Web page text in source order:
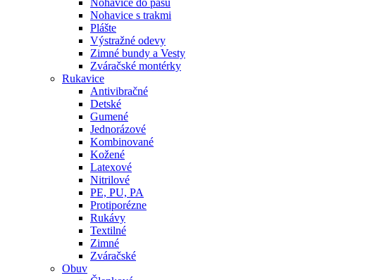
Nohavice do pásu
Nohavice s trakmi
Plášte
Výstražné odevy
Zimné bundy a Vesty
Zváračské montérky
Rukavice
Antivibračné
Detské
Gumené
Jednorázové
Kombinované
Kožené
Latexové
Nitrilové
PE, PU, PA
Protiporézne
Rukávy
Textilné
Zimné
Zváračské
Obuv